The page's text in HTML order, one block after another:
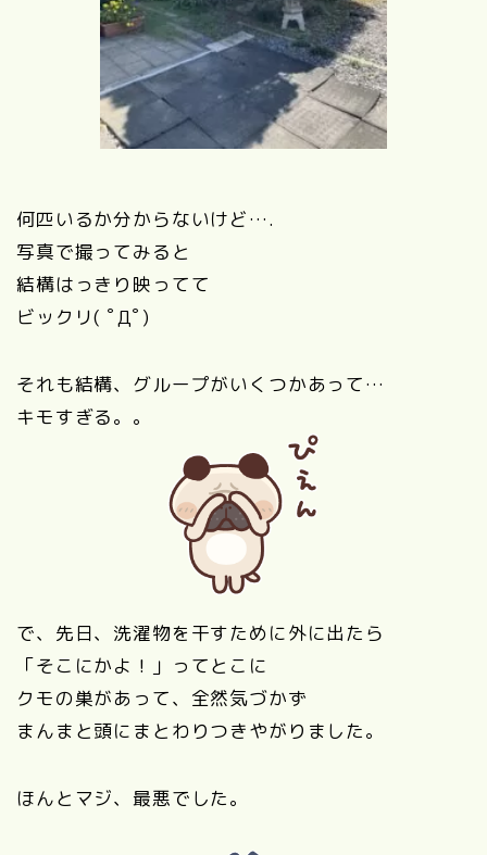
何匹いるか分からないけど….
写真で撮ってみると
結構はっきり映ってて
ビックリ( ﾟДﾟ)
それも結構、グループがいくつかあって…
キモすぎる。。
で、先日、洗濯物を干すために外に出たら
「そこにかよ！」ってとこに
クモの巣があって、全然気づかず
まんまと頭にまとわりつきやがりました。
ほんとマジ、最悪でした。